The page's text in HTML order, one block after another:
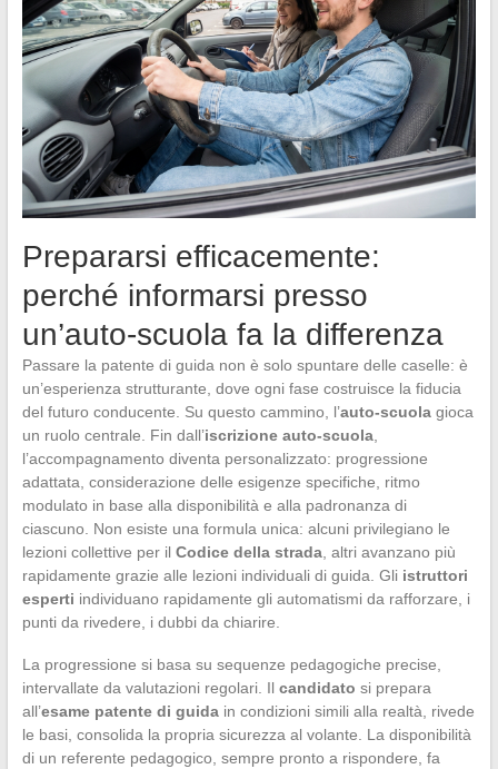
Prepararsi efficacemente:
perché informarsi presso
un’auto-scuola fa la differenza
Passare la patente di guida non è solo spuntare delle caselle: è
un’esperienza strutturante, dove ogni fase costruisce la fiducia
del futuro conducente. Su questo cammino, l’auto-scuolagioca
un ruolo centrale. Fin dall’iscrizione auto-scuola,
l’accompagnamento diventa personalizzato: progressione
adattata, considerazione delle esigenze specifiche, ritmo
modulato in base alla disponibilità e alla padronanza di
ciascuno. Non esiste una formula unica: alcuni privilegiano le
lezioni collettive per il Codice della strada, altri avanzano più
rapidamente grazie alle lezioni individuali di guida. Gli istruttori
esperti individuano rapidamente gli automatismi da rafforzare, i
punti da rivedere, i dubbi da chiarire.
La progressione si basa su sequenze pedagogiche precise,
intervallate da valutazioni regolari. Il candidato si prepara
all’esame patente di guidain condizioni simili alla realtà, rivede
le basi, consolida la propria sicurezza al volante. La disponibilità
di un referente pedagogico, sempre pronto a rispondere, fa